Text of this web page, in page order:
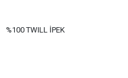
%100 TWILL İPEK